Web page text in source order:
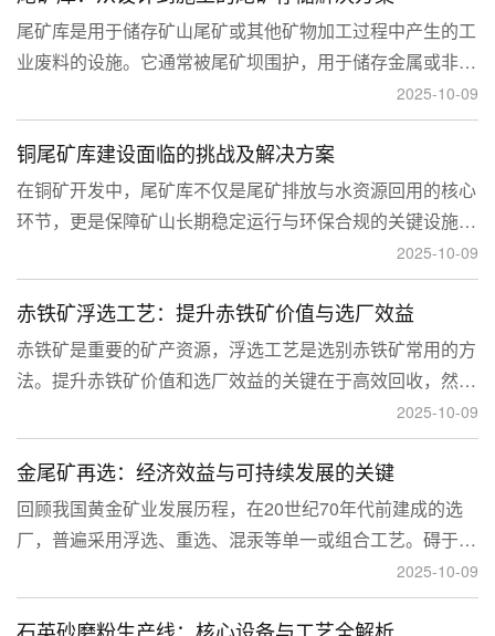
尾矿库是用于储存矿山尾矿或其他矿物加工过程中产生的工
业废料的设施。它通常被尾矿坝围护，用于储存金属或非金
属矿山的尾矿。尾矿库通常包括尾矿处理系统、排水系统和
回水系统。根据地形，尾矿库可分为山谷型、山坡型、平地
型和河流拦截型。
2025-10-09
铜尾矿库建设面临的挑战及解决方案
在铜矿开发中，尾矿库不仅是尾矿排放与水资源回用的核心
环节，更是保障矿山长期稳定运行与环保合规的关键设施。
然而，铜矿尾矿本身具有粒度细、水量大、化学活性强等特
性，使尾矿库在坝体稳定、防渗处理与排洪系统设计方面面
临更高技术挑战。
2025-10-09
赤铁矿浮选工艺：提升赤铁矿价值与选厂效益
赤铁矿是重要的矿产资源，浮选工艺是选别赤铁矿常用的方
法。提升赤铁矿价值和选厂效益的关键在于高效回收，然
而，赤铁矿往往存在嵌布粒度细、易泥化、存在高硅铝杂质
等特征。利用传统的浮选工艺进行处理会面临回收率低、精
矿品位不稳定、药剂成本高等问题。
2025-10-09
金尾矿再选：经济效益与可持续发展的关键
回顾我国黄金矿业发展历程，在20世纪70年代前建成的选
厂，普遍采用浮选、重选、混汞等单一或组合工艺。碍于当
时选矿工艺水平的限制，回收率普遍较低，大量细粒金、包
裹金或与特定矿物共生的金流失到尾矿中，造成了巨大的经
2025-10-09